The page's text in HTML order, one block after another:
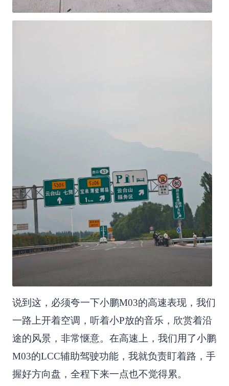
说到这，必须夸一下小鹏M03的高速表现，我们
一路上开着空调，听着小P放的音乐，欣赏着沿
途的风景，非常惬意。在高速上，我们用了小鹏
M03的LCC辅助驾驶功能，我就负责盯着路，手
握好方向盘，全程下来一点也不觉得累。